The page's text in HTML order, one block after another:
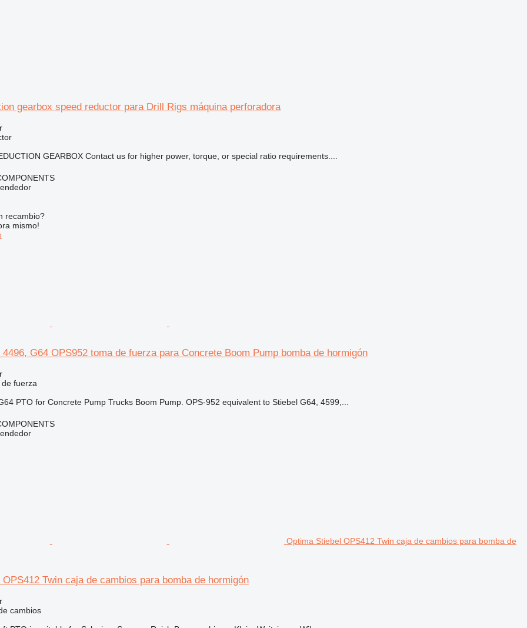
gearbox speed reductor para Drill Rigs máquina perforadora
GEARBOX Contact us for higher power, torque, or special ratio requirements....
recambio?
mismo!
G64 OPS952 toma de fuerza para Concrete Boom Pump bomba de hormigón
fuerza
PTO for Concrete Pump Trucks Boom Pump. OPS-952 equivalent to Stiebel G64, 4599,...
Optima Stiebel OPS412 Twin caja de cambios para bomba de
Twin caja de cambios para bomba de hormigón
cambios